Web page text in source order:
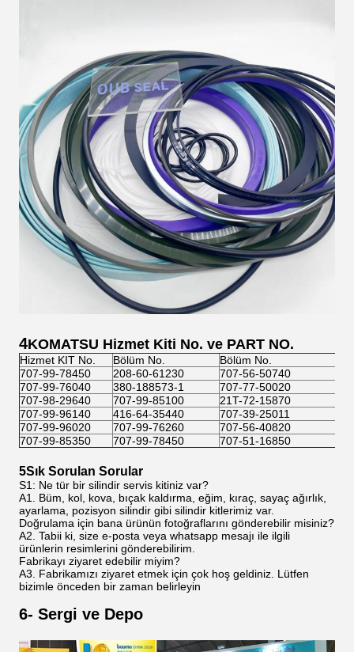
4KOMATSU Hizmet Kiti No. ve PART NO.
Hizmet KIT No. Bölüm No.
Bölüm No.
707-99-78450
208-60-61230
707-56-50740
707-99-76040
380-188573-1
707-77-50020
707-98-29640
707-99-85100
21T-72-15870
707-99-96140
416-64-35440
707-39-25011
707-99-96020
707-99-76260
707-56-40820
707-99-85350
707-99-78450 707-51-16850
5Sık Sorulan Sorular
S1: Ne tür bir silindir servis kitiniz var?
A1. Büm, kol, kova, bıçak kaldırma, eğim, kıraç, sayaç ağırlık,
ayarlama, pozisyon silindir gibi silindir kitlerimiz var.
Doğrulama için bana ürünün fotoğraflarını gönderebilir misiniz?
A2. Tabii ki, size e-posta veya whatsapp mesajı ile ilgili
ürünlerin resimlerini gönderebilirim.
Fabrikayı ziyaret edebilir miyim?
A3. Fabrikamızı ziyaret etmek için çok hoş geldiniz. Lütfen
bizimle önceden bir zaman belirleyin
6- Sergi ve Depo